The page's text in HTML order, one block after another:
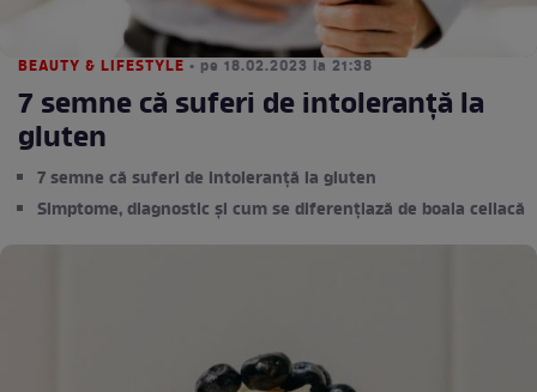
BEAUTY & LIFESTYLE • pe 18.02.2023 la 21:38
7 semne că suferi de intoleranță la
gluten
7 semne că suferi de intoleranță la gluten
Simptome, diagnostic și cum se diferențiază de boala celiacă